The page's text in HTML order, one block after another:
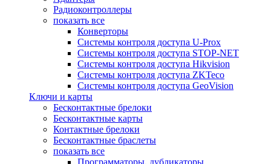
Радиоконтроллеры
показать все
Конверторы
Системы контроля доступа U-Prox
Системы контроля доступа STOP-NET
Системы контроля доступа Hikvision
Системы контроля доступа ZKTeco
Системы контроля доступа GeoVision
Ключи и карты
Бесконтактные брелоки
Бесконтактные карты
Контактные брелоки
Бесконтактные браслеты
показать все
Программаторы, дубликаторы